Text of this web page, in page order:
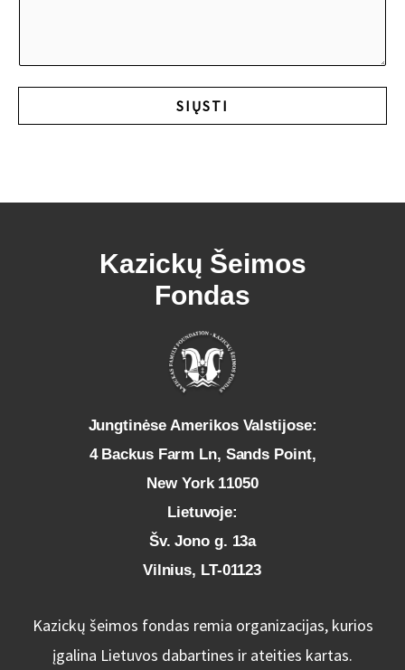
g
e
SIŲSTI
Kazickų Šeimos
Fondas
Jungtinėse Amerikos Valstijose:
4 Backus Farm Ln, Sands Point,
New York 11050
Lietuvoje:
Šv. Jono g. 13a
Vilnius, LT-01123
Kazickų šeimos fondas remia organizacijas, kurios
įgalina Lietuvos dabartines ir ateities kartas.